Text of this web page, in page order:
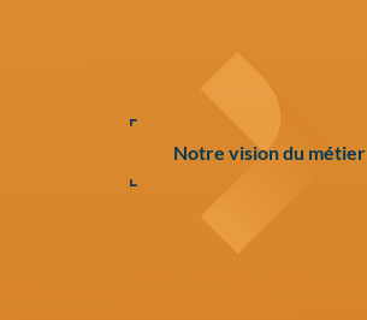
Notre vision du métier